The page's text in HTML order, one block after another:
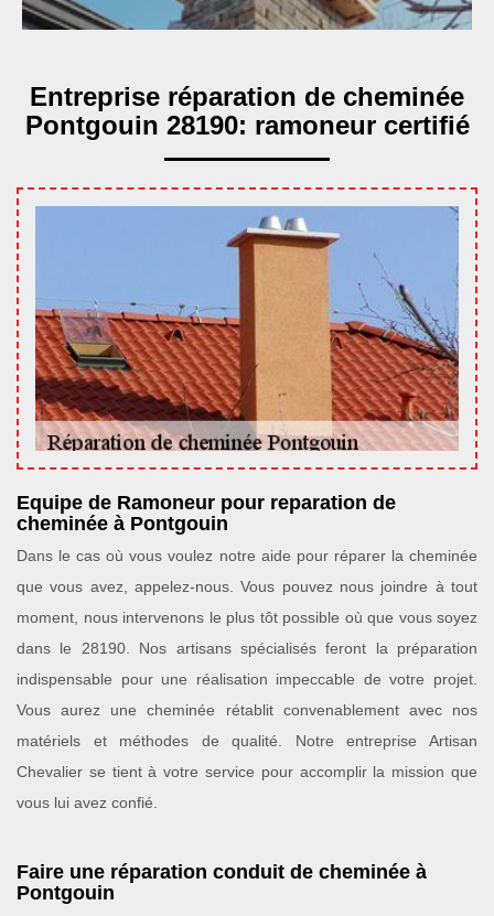
Entreprise réparation de cheminée
Pontgouin 28190: ramoneur certifié
Equipe de Ramoneur pour reparation de
cheminée à Pontgouin
Dans le cas où vous voulez notre aide pour réparer la cheminée
que vous avez, appelez-nous. Vous pouvez nous joindre à tout
moment, nous intervenons le plus tôt possible où que vous soyez
dans le 28190. Nos artisans spécialisés feront la préparation
indispensable pour une réalisation impeccable de votre projet.
Vous aurez une cheminée rétablit convenablement avec nos
matériels et méthodes de qualité. Notre entreprise Artisan
Chevalier se tient à votre service pour accomplir la mission que
vous lui avez confié.
Faire une réparation conduit de cheminée à
Pontgouin